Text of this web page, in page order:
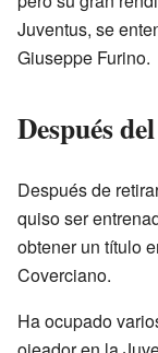
Juventus, se
Giuseppe Furino.
Después
Después de
quiso ser
obtener un título
Coverciano.
Ha ocupado